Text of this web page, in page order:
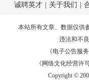
诚聘英才 关于我们
本站所有文章、数据仅供
违法和不
《电子公告服务
《网络文化经营许
Copyright ©